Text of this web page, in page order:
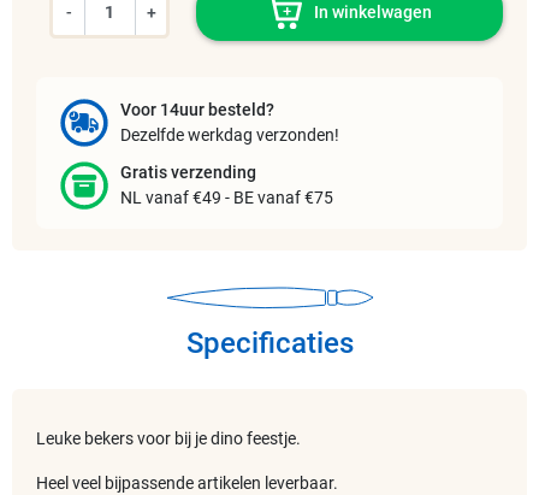
- + In winkelwagen
Voor 14uur besteld?
Dezelfde werkdag verzonden!
Gratis verzending
NL vanaf €49 - BE vanaf €75
Specificaties
Leuke bekers voor bij je dino feestje.
Heel veel bijpassende artikelen leverbaar.